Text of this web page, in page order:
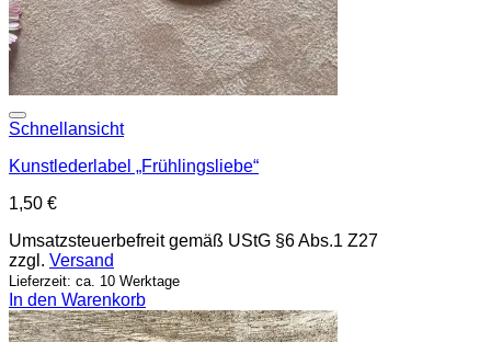
Schnellansicht
Kunstlederlabel „Frühlingsliebe“
1,50 €
Umsatzsteuerbefreit gemäß UStG §6 Abs.1 Z27
zzgl. Versand
Lieferzeit: ca. 10 Werktage
In den Warenkorb